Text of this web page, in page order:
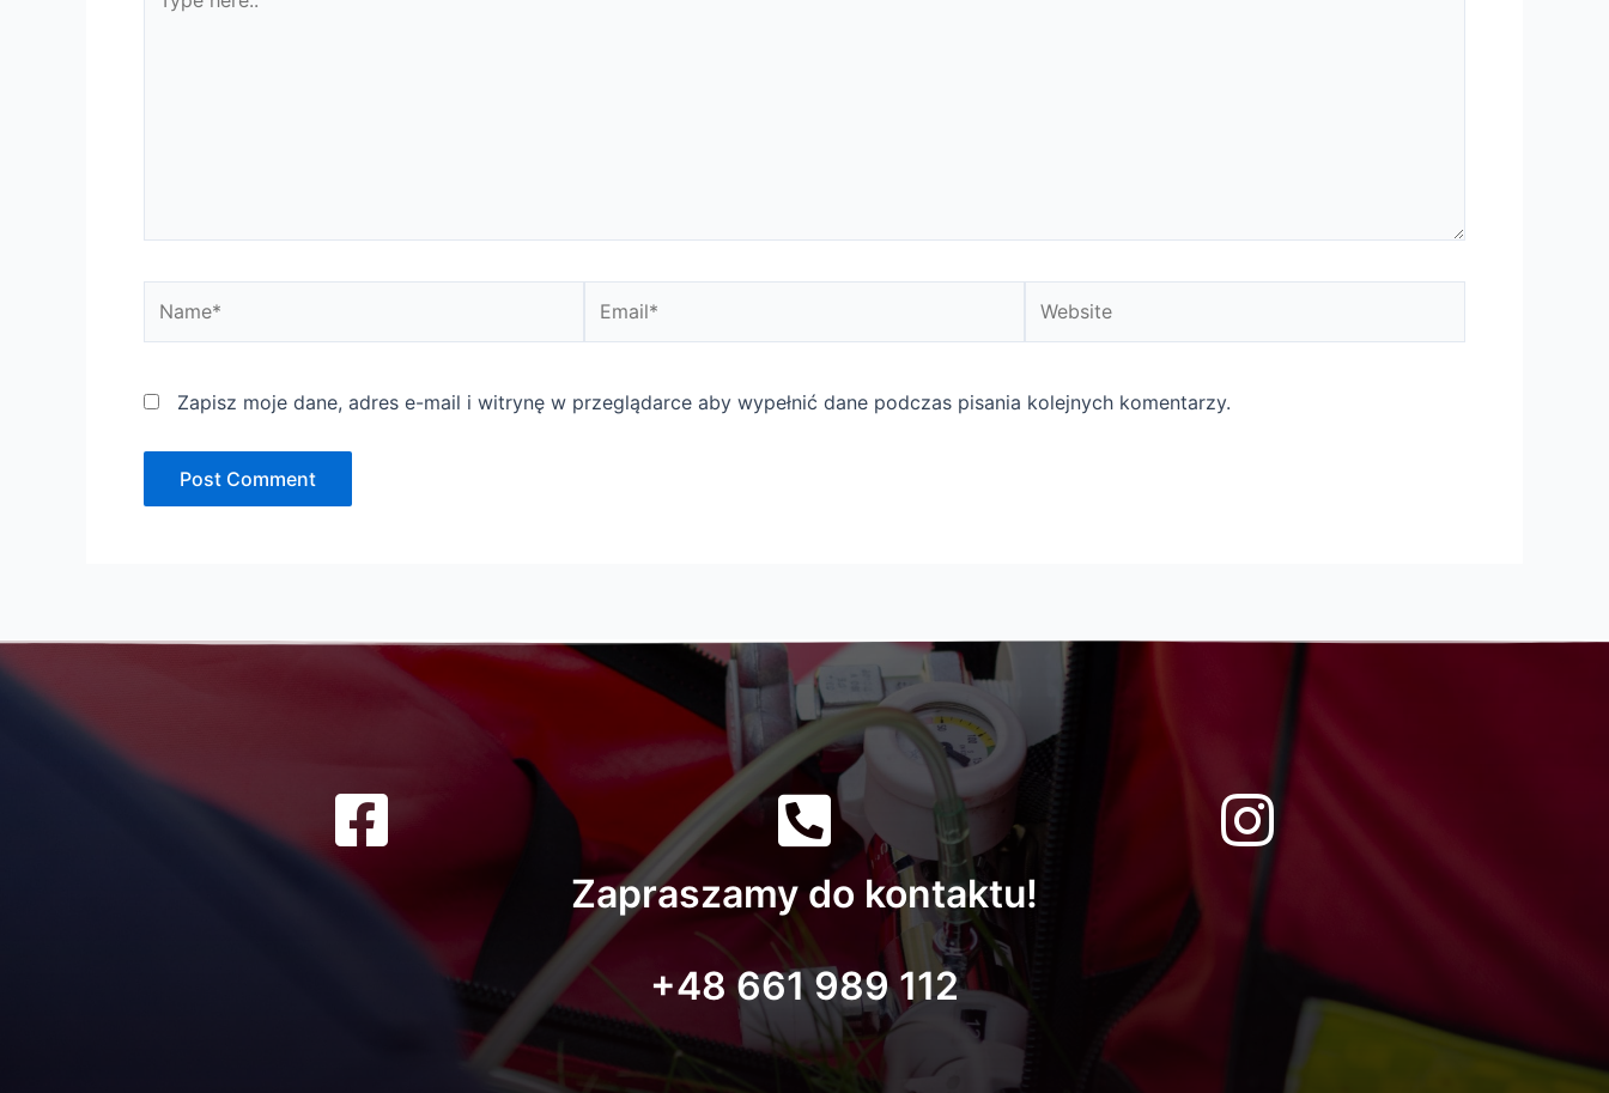
here..
Zapisz moje dane, adres e-mail i witrynę w przeglądarce aby wypełnić dane podczas pisania kolejnych komentarzy.
Zapraszamy do kontaktu!
+48 661 989 112